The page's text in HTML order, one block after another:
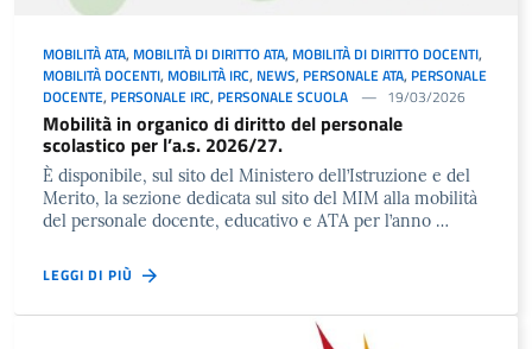
MOBILITÀ ATA, MOBILITÀ DI DIRITTO ATA, MOBILITÀ DI DIRITTO DOCENTI,
MOBILITÀ DOCENTI, MOBILITÀ IRC, NEWS, PERSONALE ATA, PERSONALE
DOCENTE, PERSONALE IRC, PERSONALE SCUOLA 19/03/2026
Mobilità in organico di diritto del personale
scolastico per l’a.s. 2026/27.
È disponibile, sul sito del Ministero dell’Istruzione e del
Merito, la sezione dedicata sul sito del MIM alla mobilità
del personale docente, educativo e ATA per l’anno …
LEGGI DI PIÙ